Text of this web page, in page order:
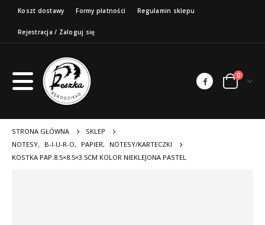
Koszt dostawy Formy płatności Regulamin sklepu
Rejestracja / Zaloguj się
0
STRONA GŁÓWNA
SKLEP
NOTESY, B-I-U-R-O, PAPIER,
NOTESY/KARTECZKI
KOSTKA PAP.8.5×8.5×3.5CM KOLOR NIEKLEJONA PASTEL